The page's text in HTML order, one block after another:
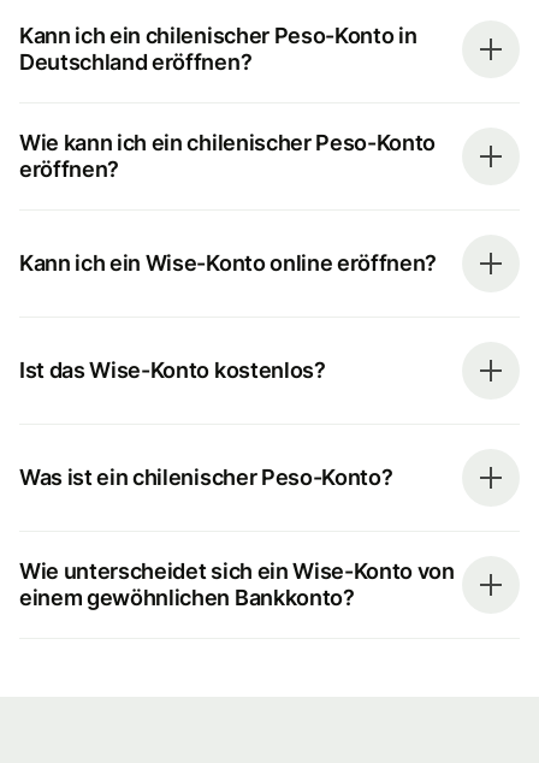
Kann ich ein chilenischer Peso-Konto in
Deutschland eröffnen?
Wie kann ich ein chilenischer Peso-Konto
eröffnen?
Kann ich ein Wise-Konto online eröffnen?
Ist das Wise-Konto kostenlos?
Was ist ein chilenischer Peso-Konto?
Wie unterscheidet sich ein Wise-Konto von
einem gewöhnlichen Bankkonto?